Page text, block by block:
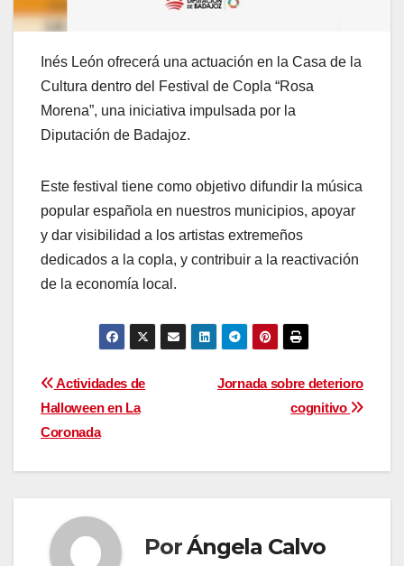
Inés León ofrecerá una actuación en la Casa de la
Cultura dentro del Festival de Copla “Rosa
Morena”, una iniciativa impulsada por la
Diputación de Badajoz.
Este festival tiene como objetivo difundir la música
popular española en nuestros municipios, apoyar
y dar visibilidad a los artistas extremeños
dedicados a la copla, y contribuir a la reactivación
de la economía local.
Navegación
de
entradas
Jornada sobre deterioro
cognitivo
Actividades de
Halloween en La
Coronada
PorÁngela Calvo